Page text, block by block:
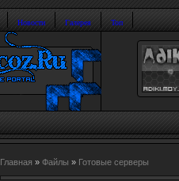
Новости Галерея Топ
Главная » Файлы » Готовые серверы